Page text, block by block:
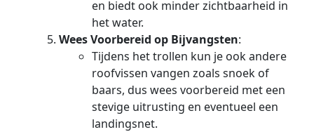
en biedt ook minder zichtbaarheid in
het water.
Wees Voorbereid op Bijvangsten:
Tijdens het trollen kun je ook andere
roofvissen vangen zoals snoek of
baars, dus wees voorbereid met een
stevige uitrusting en eventueel een
landingsnet.